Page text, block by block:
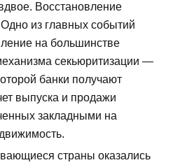
Восстановление
из главных событий
на большинстве
секьюритизации —
банки получают
выпуска и продажи
закладными на
страны оказались